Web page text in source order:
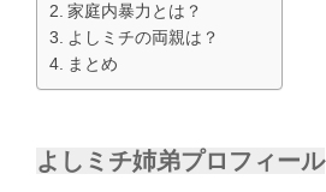
家庭内暴力とは？
よしミチの両親は？
まとめ
よしミチ姉弟プロフィール